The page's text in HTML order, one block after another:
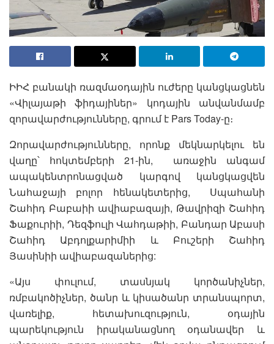
ԻԻՀ բանակի ռազմաօդային ուժերը կանցկացնեն
«Վիլայաթի ֆիդայիներ» կոդային անվանմամբ
զորավարժությունները, գրում է Pars Today-ը։
Զորավարժությունները, որոնք մեկնարկելու են
վաղը՝ հոկտեմբերի 21-ին, առաջին անգամ
ապակենտրոնացված կարգով կանցկացվեն
Նահաջայի բոլոր հենակետերից, Սպահանի
Շահիդ Բաբաիի ավիաբազայի, Թավրիզի Շահիդ
Ֆաքուրիի, Դեզֆուլի Վահդաթիի, Բանդար Աբասի
Շահիդ Աբդոլքարիմիի և Բուշերի Շահիդ
Յասինիի ավիաբազաներից:
«Այս փուլում, տասնյակ կործանիչներ,
ռմբակոծիչներ, ծանր և կիսածանր տրանսպորտ,
վառելիք, հետախուզություն, օդային
պարեկություն իրականացնող օդանավեր և